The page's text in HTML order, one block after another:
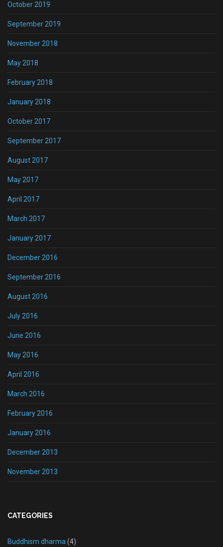
October 2019
September 2019
November 2018
May 2018
February 2018
January 2018
October 2017
September 2017
August 2017
May 2017
April 2017
March 2017
January 2017
December 2016
September 2016
August 2016
July 2016
June 2016
May 2016
April 2016
March 2016
February 2016
January 2016
December 2013
November 2013
CATEGORIES
Buddhism dharma (4)